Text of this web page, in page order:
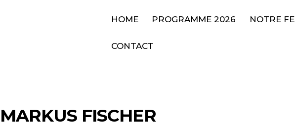
HOME PROGRAMME 2026 NOTRE
CONTACT
MARKUS FISCHER